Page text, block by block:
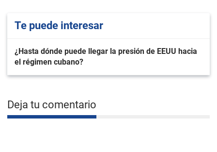
Te puede interesar
¿Hasta dónde puede llegar la presión de EEUU hacia
el régimen cubano?
Deja tu comentario